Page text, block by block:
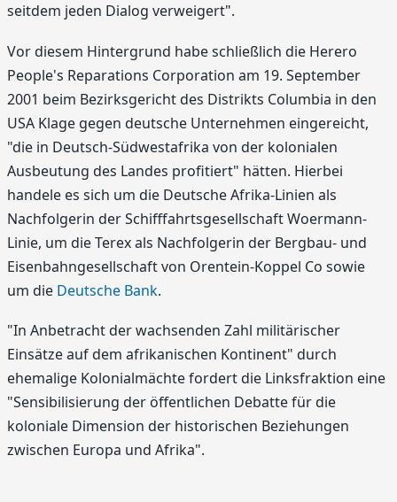
seitdem jeden Dialog verweigert".
Vor diesem Hintergrund habe schließlich die Herero
People's Reparations Corporation am 19. September
2001 beim Bezirksgericht des Distrikts Columbia in den
USA Klage gegen deutsche Unternehmen eingereicht,
"die in Deutsch-Südwestafrika von der kolonialen
Ausbeutung des Landes profitiert" hätten. Hierbei
handele es sich um die Deutsche Afrika-Linien als
Nachfolgerin der Schifffahrtsgesellschaft Woermann-
Linie, um die Terex als Nachfolgerin der Bergbau- und
Eisenbahngesellschaft von Orentein-Koppel Co sowie
um die Deutsche Bank.
"In Anbetracht der wachsenden Zahl militärischer
Einsätze auf dem afrikanischen Kontinent" durch
ehemalige Kolonialmächte fordert die Linksfraktion eine
"Sensibilisierung der öffentlichen Debatte für die
koloniale Dimension der historischen Beziehungen
zwischen Europa und Afrika".